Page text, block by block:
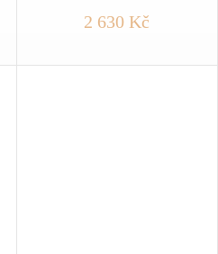
2 630 Kč